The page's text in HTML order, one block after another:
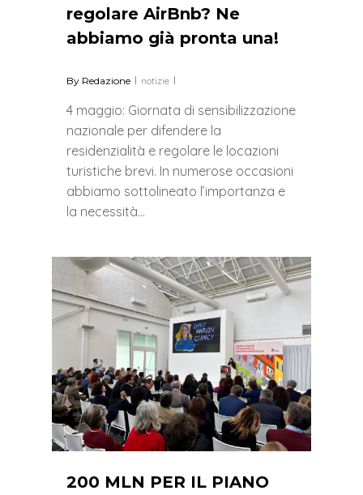
regolare AirBnb? Ne
abbiamo già pronta una!
By Redazione notizie
4 maggio: Giornata di sensibilizzazione
nazionale per difendere la
residenzialità e regolare le locazioni
turistiche brevi. In numerose occasioni
abbiamo sottolineato l’importanza e
la necessità…
200 MLN PER IL PIANO
0